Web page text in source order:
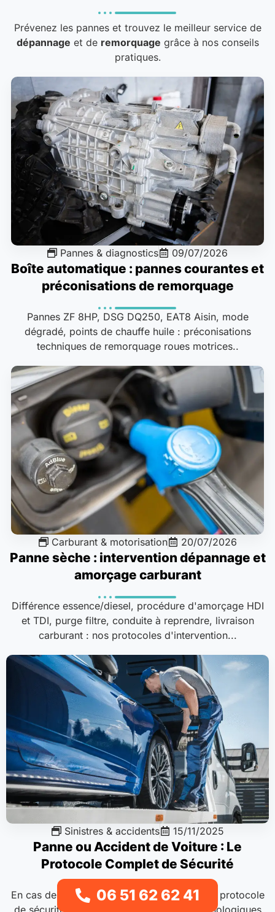
Prévenez les pannes et trouvez le meilleur service de
dépannage et de remorquage grâce à nos conseils
pratiques.
Pannes & diagnostics 09/07/2026
Boîte automatique : pannes courantes et
préconisations de remorquage
Pannes ZF 8HP, DSG DQ250, EAT8 Aisin, mode
dégradé, points de chauffe huile : préconisations
techniques de remorquage roues motrices..
Carburant & motorisation 20/07/2026
Panne sèche : intervention dépannage et
amorçage carburant
Différence essence/diesel, procédure d'amorçage HDI
et TDI, purge filtre, conduite à reprendre, livraison
carburant : nos protocoles d'intervention...
Sinistres & accidents 15/11/2025
Panne ou Accident de Voiture : Le
Protocole Complet de Sécurité
En cas de panne ou d’accident de voiture, le protocole
de sécurité se résume en trois étapes chronologiques
06 51 62 62 41